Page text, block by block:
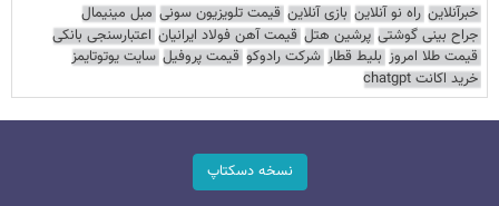
خبرآنلاین راه نو آنلاین بازی آنلاین قیمت تلویزیون سونی مبل مینیمال
جراح بینی گوشتی پرشین هتل قیمت آهن فولاد ایرانیان اعتبارسنجی بانکی
قیمت طلا امروز بلیط قطار شرکت رادوکو قیمت پروفیل سایت یوتوتایمز
خرید اکانت chatgpt
نسخه دسکتاپ